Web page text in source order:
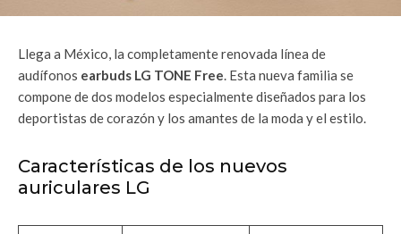
Llega a México, la completamente renovada línea de
audífonos earbuds LG TONE Free. Esta nueva familia se
compone de dos modelos especialmente diseñados para los
deportistas de corazón y los amantes de la moda y el estilo.
Características de los nuevos
auriculares LG